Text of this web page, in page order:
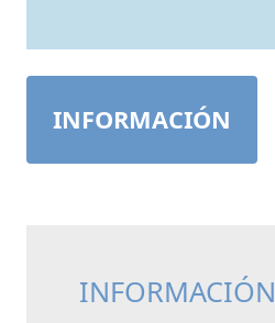
INFORMACIÓN
INFORMACIÓN